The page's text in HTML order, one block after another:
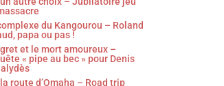
du Kangourou – Roland
papa ou pas !
et le mort amoureux –
« pipe au bec » pour Denis
route d’Omaha – Road trip